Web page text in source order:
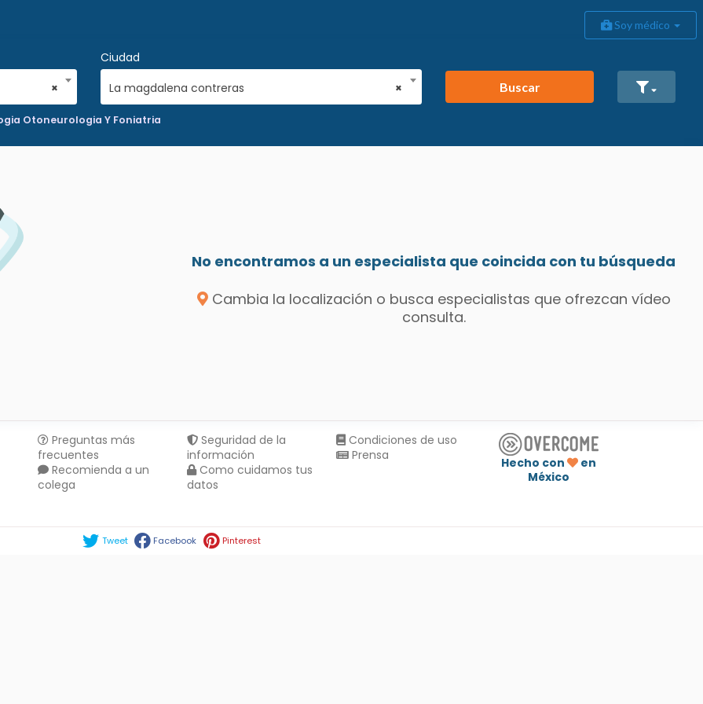
Soy médico
×
Ciudad
×
La magdalena contreras Buscar
Otoneurologia Y Foniatria
No encontramos a un especialista que coincida con tu búsqueda
Cambia la localización o busca especialistas que ofrezcan vídeo
consulta.
Preguntas más
frecuentes
Recomienda a un
colega
Seguridad de la
información
Como cuidamos tus
datos
Condiciones de uso
Prensa
Hecho con
en
México
Tweet Facebook Pinterest